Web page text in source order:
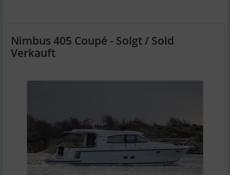
Nimbus 405 Coupé - Solgt / Sold
Verkauft